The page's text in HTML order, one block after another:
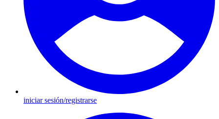
iniciar sesión/registrarse